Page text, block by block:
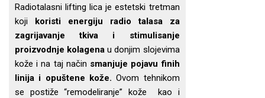
Radiotalasni lifting lica je estetski tretman
koji koristi energiju radio talasa za
zagrijavanje tkiva i stimulisanje
proizvodnje kolagena u donjim slojevima
kože i na taj način smanjuje pojavu finih
linija i opuštene kože. Ovom tehnikom
se postiže “remodeliranje” kože kao i